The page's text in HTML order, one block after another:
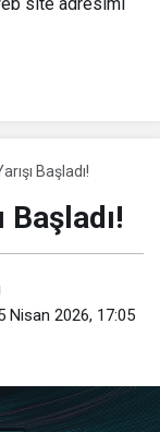
Başladı!
Başladı!
Nisan 2026, 17:05